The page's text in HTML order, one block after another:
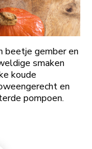
beetje gember en
smaken
koude
en
pompoen.